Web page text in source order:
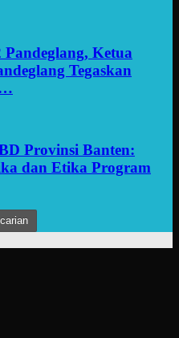
Ketua
Tegaskan
Provinsi Banten:
dan Etika Program